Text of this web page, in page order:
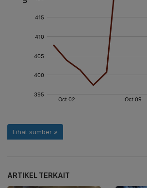
ARTIKEL TERKAIT